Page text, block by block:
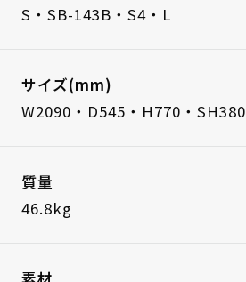
S・SB-143B・S4・L
サイズ(mm)
W2090・D545・H770・SH380
質量
46.8kg